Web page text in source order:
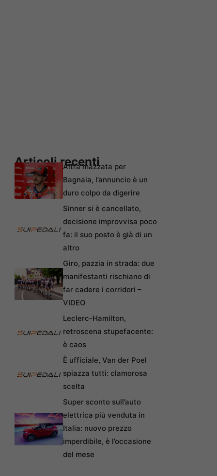
Articoli recenti
Altra mazzata per
Bagnaia, l’annuncio è un
duro colpo da digerire
Sinner si è cancellato,
decisione improvvisa poco
fa: il suo posto è già di un
altro
Giro, pazzia in strada: due
manifestanti rischiano di
far cadere i corridori –
VIDEO
Leclerc-Hamilton,
retroscena stupefacente:
è caos
È ufficiale, Van der Poel
spiazza tutti: clamorosa
scelta
Super sconto sull’auto
elettrica più venduta in
Italia: nuovo prezzo
imperdibile, è l’occasione
del mese